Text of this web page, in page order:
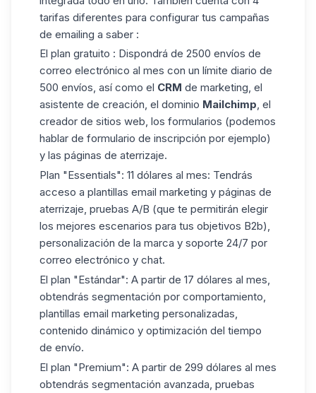
tarifas diferentes para configurar tus campañas
de emailing a saber :
El plan gratuito : Dispondrá de 2500 envíos de
correo electrónico al mes con un límite diario de
500 envíos, así como el CRM de marketing, el
asistente de creación, el dominio Mailchimp, el
creador de sitios web, los formularios (podemos
hablar de formulario de inscripción por ejemplo)
y las páginas de aterrizaje.
Plan "Essentials": 11 dólares al mes: Tendrás
acceso a plantillas email marketing y páginas de
aterrizaje, pruebas A/B (que te permitirán elegir
los mejores escenarios para tus objetivos B2b),
personalización de la marca y soporte 24/7 por
correo electrónico y chat.
El plan "Estándar": A partir de 17 dólares al mes,
obtendrás segmentación por comportamiento,
plantillas email marketing personalizadas,
contenido dinámico y optimización del tiempo
de envío.
El plan "Premium": A partir de 299 dólares al mes
obtendrás segmentación avanzada, pruebas